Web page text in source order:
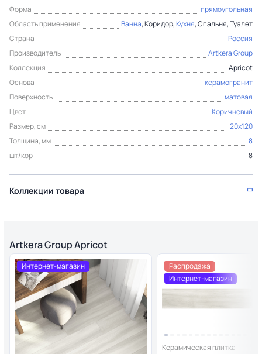
Форма
прямоугольная
Область применения
Ванна, Коридор,Кухня, Спальня, Туалет
Страна
Россия
Производитель
Artkera Group
Коллекция
Apricot
Основа
керамогранит
Поверхность
матовая
Цвет
Коричневый
Размер, см
20x120
Толщина, мм
8
шт/кор
8
Коллекции товара
Artkera Group Apricot
Интернет-магазин
Распродажа
Интернет-магазин
Керамическая плитка